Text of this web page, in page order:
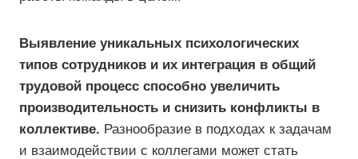
Выявление уникальных психологических
типов сотрудников и их интеграция в общий
трудовой процесс способно увеличить
производительность и снизить конфликты в
коллективе. Разнообразие в подходах к задачам
и взаимодействии с коллегами может стать